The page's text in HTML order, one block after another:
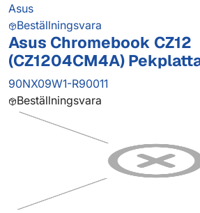
Asus
Beställningsvara
Asus Chromebook CZ12
(CZ1204CM4A)
90NX09W1-R90011
Beställningsvara